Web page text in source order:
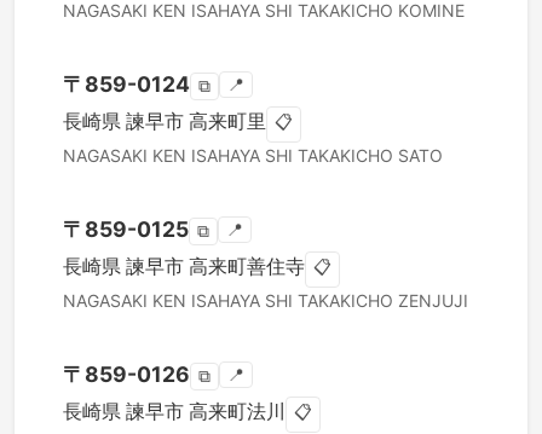
NAGASAKI KEN ISAHAYA SHI TAKAKICHO KOMINE
〒 859-0124 ⧉ 📍
長崎県 諫早市 高来町里 📋
NAGASAKI KEN ISAHAYA SHI TAKAKICHO SATO
〒 859-0125 ⧉ 📍
長崎県 諫早市 高来町善住寺 📋
NAGASAKI KEN ISAHAYA SHI TAKAKICHO ZENJUJI
〒 859-0126 ⧉ 📍
長崎県 諫早市 高来町法川 📋